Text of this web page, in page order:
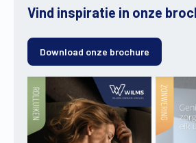
Vind inspiratie in onze
Download onze brochure